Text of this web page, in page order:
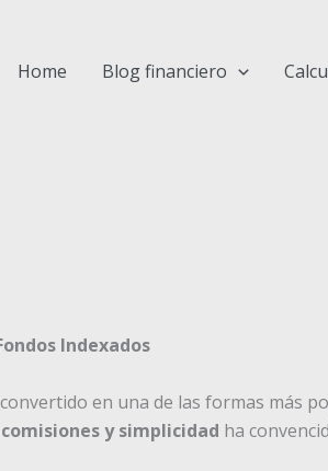
Home Blog financiero
Indexados
en una de las formas más
y simplicidad ha